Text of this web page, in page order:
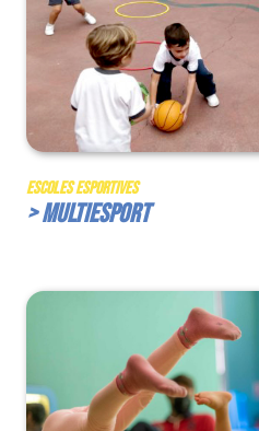
Escoles Esportives
> Multiesport